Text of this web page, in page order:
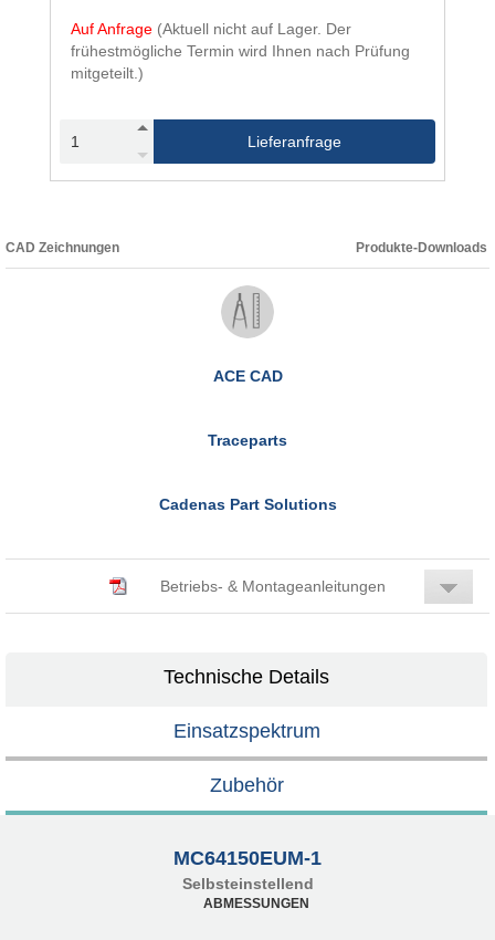
Auf Anfrage (Aktuell nicht auf Lager. Der
frühestmögliche Termin wird Ihnen nach Prüfung
mitgeteilt.)
Lieferanfrage
CAD Zeichnungen Produkte-Downloads
ACE CAD
Traceparts
Cadenas Part Solutions
Betriebs- & Montageanleitungen
Technische Details
Einsatzspektrum
Zubehör
MC64150EUM-1
Selbsteinstellend
ABMESSUNGEN